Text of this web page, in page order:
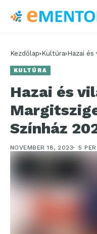
Kezdőlap Kultúra Hazai
KULTÚRA
Hazai és
Színház
NOVEMBER 18, 2023 5